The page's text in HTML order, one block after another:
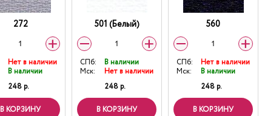
272
Нет в наличии
В наличии
248 р.
В КОРЗИНУ
501 (Белый)
СПб:
В наличии
Мск:
Нет в наличии
248 р.
В КОРЗИНУ
560
СПб:
Нет в наличии
Мск:
В наличии
248 р.
В КОРЗИНУ